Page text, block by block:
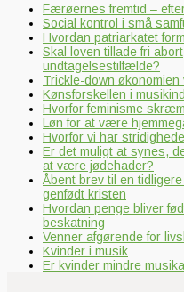
Færøernes fremtid –
Social kontrol i små
Hvordan patriarkatet
Skal loven tillade fri
undtagelsestilfælde?
Trickle-down økonomien
Kønsforskellen i
Hvorfor feminisme
Løn for at være
Hvorfor vi har
Er det muligt at synes,
at være jødehader?
Åbent brev til en
genfødt kristen
Hvordan penge bliver
beskatning
Venner afgørende for
Kvinder i musik
Er kvinder mindre